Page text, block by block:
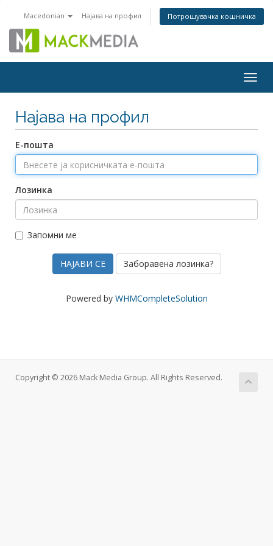
Macedonian Најава на профил Потрошувачка кошничка
Најава на профил
Е-пошта
Лозинка
Запомни ме
Заборавена лозинка?
Powered by WHMCompleteSolution
Copyright © 2026 Mack Media Group. All Rights Reserved.